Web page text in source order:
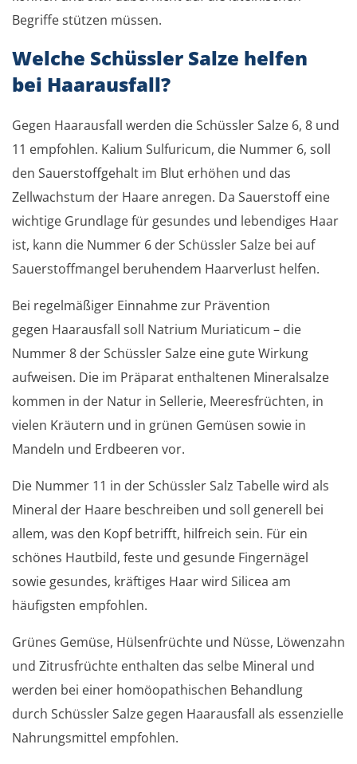
Begriffe stützen müssen.
Welche Schüssler Salze helfen
bei Haarausfall?
Gegen Haarausfall werden die Schüssler Salze 6, 8 und
11 empfohlen. Kalium Sulfuricum, die Nummer 6, soll
den Sauerstoffgehalt im Blut erhöhen und das
Zellwachstum der Haare anregen. Da Sauerstoff eine
wichtige Grundlage für gesundes und lebendiges Haar
ist, kann die Nummer 6 der Schüssler Salze bei auf
Sauerstoffmangel beruhendem Haarverlust helfen.
Bei regelmäßiger Einnahme zur Prävention
gegen Haarausfall soll Natrium Muriaticum – die
Nummer 8 der Schüssler Salze eine gute Wirkung
aufweisen. Die im Präparat enthaltenen Mineralsalze
kommen in der Natur in Sellerie, Meeresfrüchten, in
vielen Kräutern und in grünen Gemüsen sowie in
Mandeln und Erdbeeren vor.
Die Nummer 11 in der Schüssler Salz Tabelle wird als
Mineral der Haare beschreiben und soll generell bei
allem, was den Kopf betrifft, hilfreich sein. Für ein
schönes Hautbild, feste und gesunde Fingernägel
sowie gesundes, kräftiges Haar wird Silicea am
häufigsten empfohlen.
Grünes Gemüse, Hülsenfrüchte und Nüsse, Löwenzahn
und Zitrusfrüchte enthalten das selbe Mineral und
werden bei einer homöopathischen Behandlung
durch Schüssler Salze gegen Haarausfall als essenzielle
Nahrungsmittel empfohlen.